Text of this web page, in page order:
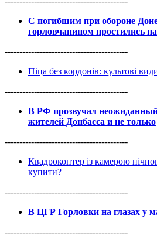
С погибшим при обороне
горловчанином простились
------------------------------------------
Піца без кордонів: культові
------------------------------------------
В РФ прозвучал
жителей Донбасса и не только
------------------------------------------
Квадрокоптер із камерою
купити?
------------------------------------------
В ЦГР Горловки на глазах у
------------------------------------------